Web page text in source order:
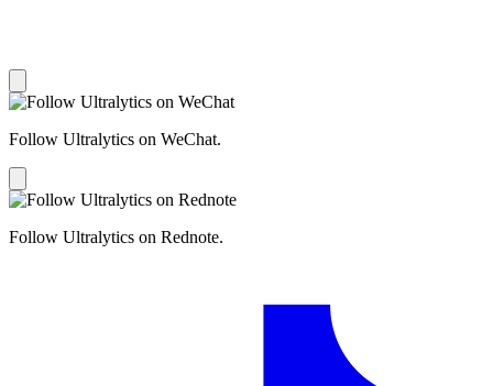
Follow Ultralytics on WeChat.
Follow Ultralytics on Rednote.